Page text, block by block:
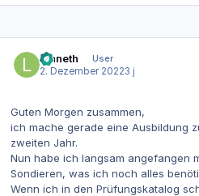
lenneth
User
2. Dezember 20223 j
Guten Morgen zusammen,
ich mache gerade eine Ausbildung
zweiten Jahr.
Nun habe ich langsam angefangen
Sondieren, was ich noch alles
Wenn ich in den Prüfungskatalog